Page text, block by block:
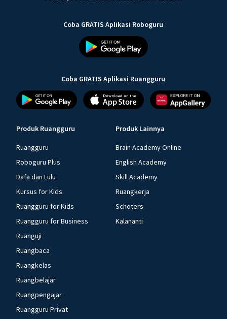
Coba GRATIS Aplikasi Roboguru
Coba GRATIS Aplikasi Ruangguru
Produk Ruangguru
Ruangguru
Roboguru Plus
Dafa dan Lulu
Kursus for Kids
Ruangguru for Kids
Ruangguru for Business
Ruanguji
Ruangbaca
Ruangkelas
Ruangbelajar
Ruangpengajar
Ruangguru Privat
Produk Lainnya
Brain Academy Online
English Academy
Skill Academy
Ruangkerja
Schoters
Kalananti